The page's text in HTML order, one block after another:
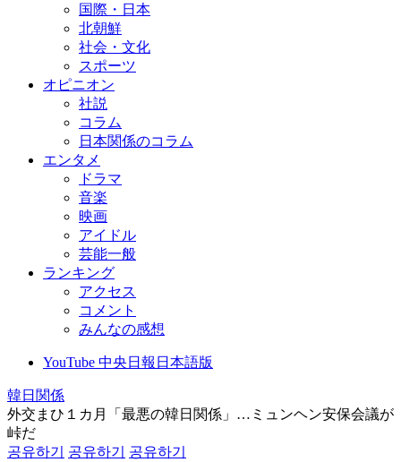
国際・日本
北朝鮮
社会・文化
スポーツ
オピニオン
社説
コラム
日本関係のコラム
エンタメ
ドラマ
音楽
映画
アイドル
芸能一般
ランキング
アクセス
コメント
みんなの感想
YouTube 中央日報日本語版
韓日関係
外交まひ１カ月「最悪の韓日関係」…ミュンヘン安保会議が
峠だ
공유하기
공유하기
공유하기